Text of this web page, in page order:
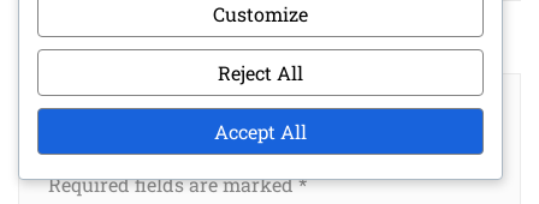
LEAVE A REPLY
Your email address will not be published.
Required fields are marked*
Customize
Reject All
Accept All